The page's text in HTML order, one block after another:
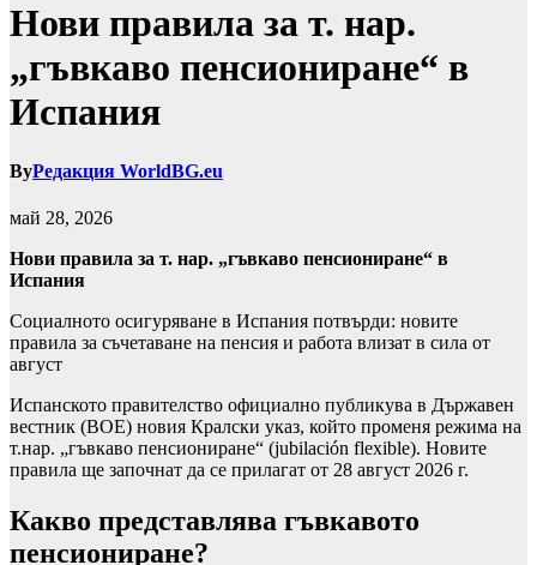
Нови правила за т. нар.
„гъвкаво пенсиониране“ в
Испания
ByРедакция WorldBG.eu
май 28, 2026
Нови правила за т. нар. „гъвкаво пенсиониране“ в
Испания
Социалното осигуряване в Испания потвърди: новите
правила за съчетаване на пенсия и работа влизат в сила от
август
Испанското правителство официално публикува в Държавен
вестник (BOE) новия Кралски указ, който променя режима на
т.нар. „гъвкаво пенсиониране“ (jubilación flexible). Новите
правила ще започнат да се прилагат от 28 август 2026 г.
Какво представлява гъвкавото
пенсиониране?